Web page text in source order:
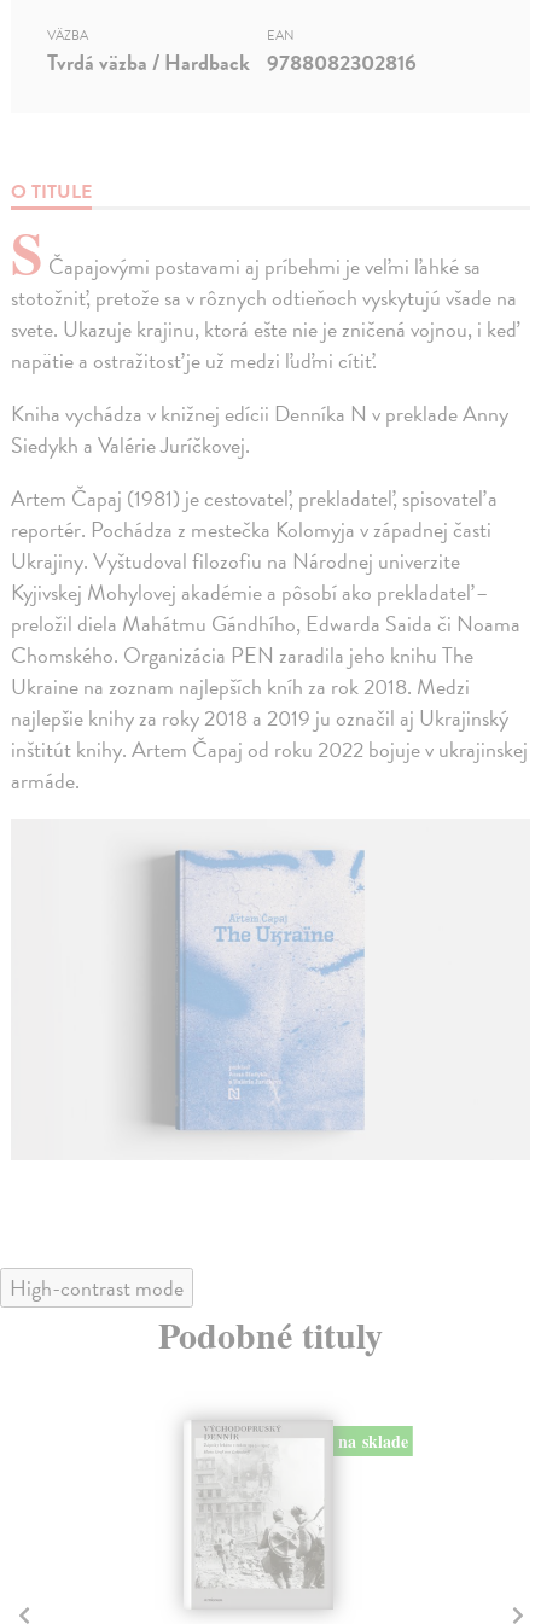
O TITULE
S Čapajovými postavami aj príbehmi je veľmi ľahké sa
stotožniť, pretože sa v rôznych odtieňoch vyskytujú všade na
svete. Ukazuje krajinu, ktorá ešte nie je zničená vojnou, i keď
napätie a ostražitosť je už medzi ľuďmi cítiť.
Kniha vychádza v knižnej edícii Denníka N v preklade Anny
Siedykh a Valérie Juríčkovej.
Artem Čapaj (1981) je cestovateľ, prekladateľ, spisovateľ a
reportér. Pochádza z mestečka Kolomyja v západnej časti
Ukrajiny. Vyštudoval filozofiu na Národnej univerzite
Kyjivskej Mohylovej akadémie a pôsobí ako prekladateľ –
preložil diela Mahátmu Gándhího, Edwarda Saida či Noama
Chomského. Organizácia PEN zaradila jeho knihu The
Ukraine na zoznam najlepších kníh za rok 2018. Medzi
najlepšie knihy za roky 2018 a 2019 ju označil aj Ukrajinský
inštitút knihy. Artem Čapaj od roku 2022 bojuje v ukrajinskej
armáde.
VÄZBA
Tvrdá väzba / Hardback
EAN
9788082302816
High-contrast mode
Podobné tituly
na sklade